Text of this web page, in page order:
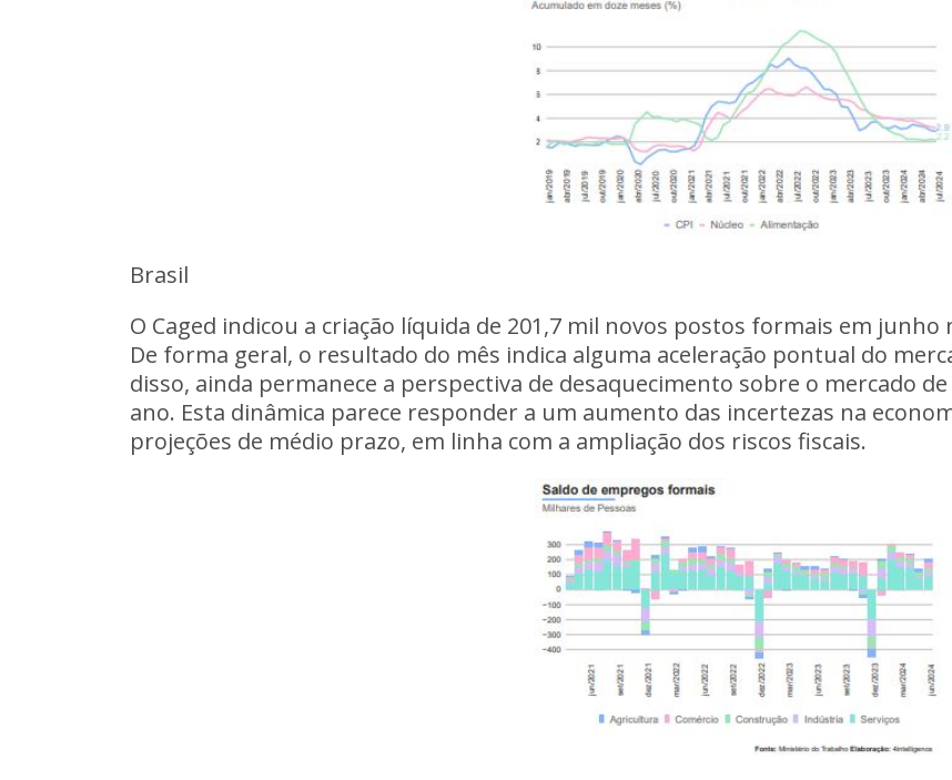
Brasil
O Caged indicou a criação líquida de 201,7 mil novos postos formais em
De forma geral, o resultado do mês indica alguma aceleração pontual do
disso, ainda permanece a perspectiva de desaquecimento sobre o mercado
ano. Esta dinâmica parece responder a um aumento das incertezas na
projeções de médio prazo, em linha com a ampliação dos riscos fiscais.